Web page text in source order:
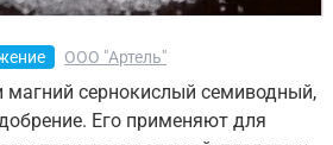
ООО "Артель"
магний сернокислый семиводный,
Его применяют для